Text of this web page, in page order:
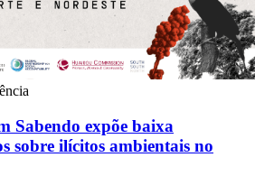
Sabendo expõe baixa
sobre ilícitos ambientais no